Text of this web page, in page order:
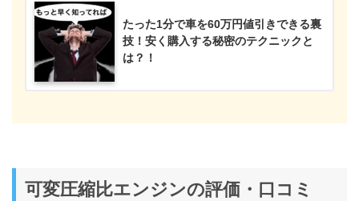
たった1分で車を60万円値引きできる裏
技！安く購入する秘密のテクニックと
は？！
可変圧縮比エンジンの評価・口コミ